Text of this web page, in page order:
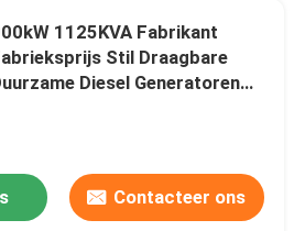
1125KVA Fabrikant
Stil Draagbare
Diesel Generatoren
Contacteer ons